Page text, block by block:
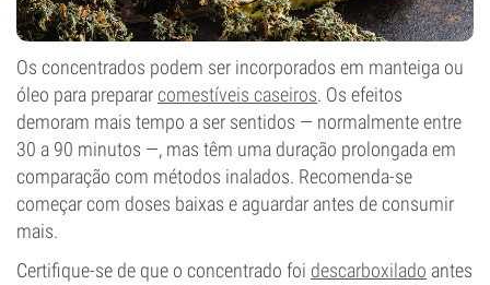
Os concentrados podem ser incorporados em manteiga ou
óleo para prepararcomestíveis caseiros. Os efeitos
demoram mais tempo a ser sentidos — normalmente entre
30 a 90 minutos —, mas têm uma duração prolongada em
comparação com métodos inalados. Recomenda-se
começar com doses baixas e aguardar antes de consumir
mais.
Certifique-se de que o concentrado foi descarboxilado antes